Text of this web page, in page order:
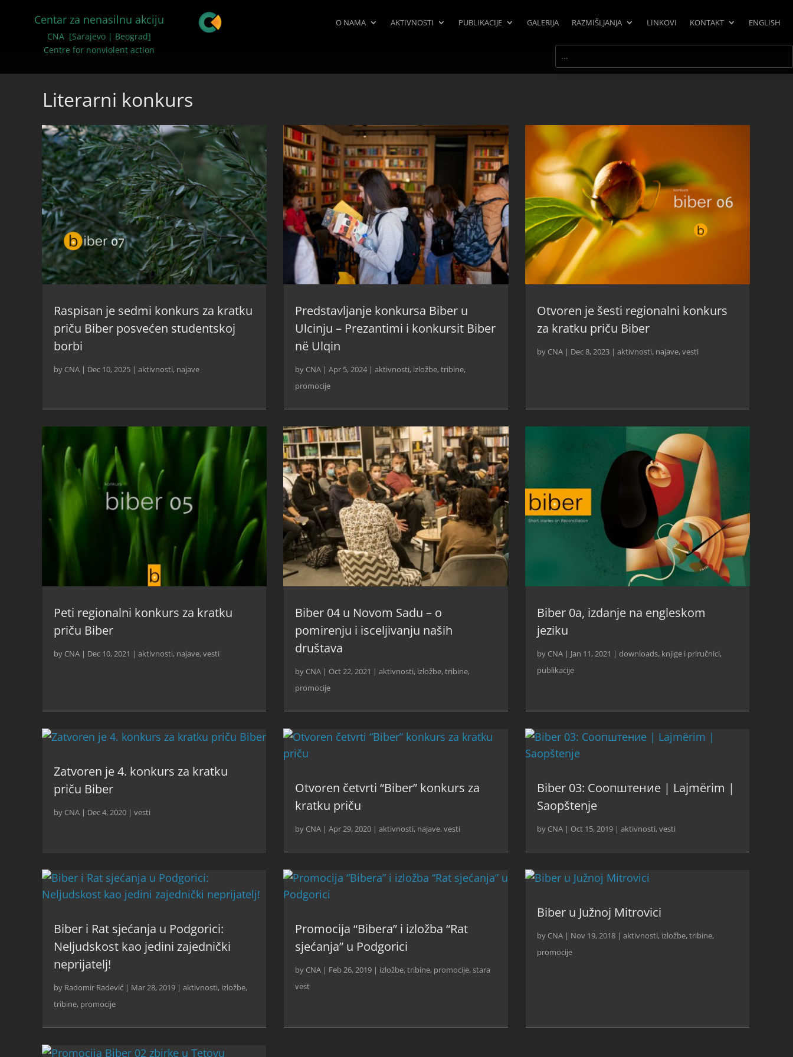
Centar za nenasilnu akciju
CNA [Sarajevo | Beograd]
Centre for nonviolent action
O NAMA AKTIVNOSTI PUBLIKACIJE GALERIJA RAZMIŠLJANJA LINKOVI KONTAKT ENGLISH
Literarni konkurs
Raspisan je sedmi konkurs za kratku
priču Biber posvećen studentskoj
borbi
by CNA | Dec 10, 2025 | aktivnosti, najave
Predstavljanje konkursa Biber u
Ulcinju – Prezantimi i konkursit Biber
në Ulqin
by CNA |Apr 5, 2024 |aktivnosti, izložbe, tribine,
promocije
Otvoren je šesti regionalni konkurs
za kratku priču Biber
by CNA| Dec 8, 2023| aktivnosti, najave,vesti
Peti regionalni konkurs za kratku
priču Biber
by CNA | Dec 10, 2021 | aktivnosti, najave,vesti
Biber 04 u Novom Sadu – o
pomirenju i isceljivanju naših
društava
by CNA | Oct 22, 2021 |aktivnosti, izložbe, tribine,
promocije
Biber 0a, izdanje na engleskom
jeziku
by CNA| Jan 11, 2021 | downloads, knjige i priručnici,
publikacije
Zatvoren je 4. konkurs za kratku
priču Biber
by CNA | Dec 4, 2020 | vesti
Otvoren četvrti “Biber” konkurs za
kratku priču
by CNA |Apr 29, 2020 |aktivnosti, najave,vesti
Biber 03: Соопштение | Lajmërim |
Saopštenje
by CNA| Oct 15, 2019| aktivnosti,vesti
Biber i Rat sjećanja u Podgorici:
Neljudskost kao jedini zajednički
neprijatelj!
by Radomir Radević | Mar 28, 2019 | aktivnosti, izložbe,
tribine, promocije
Promocija “Bibera” i izložba “Rat
sjećanja” u Podgorici
by CNA | Feb 26, 2019 | izložbe, tribine, promocije,stara
vest
Biber u Južnoj Mitrovici
by CNA| Nov 19, 2018| aktivnosti, izložbe, tribine,
promocije